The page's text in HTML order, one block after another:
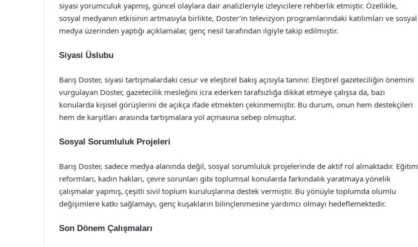
siyasi yorumculuk yapmış, güncel olaylara dair analizleriyle izleyicilere rehberlik etmiştir. Özellikle,
sosyal medyanın etkisinin artmasıyla birlikte, Doster’in televizyon programlarındaki katılımları ve sosyal
medya üzerinden yaptığı açıklamalar, genç nesil tarafından ilgiyle takip edilmiştir.
Siyasi Üslubu
Barış Doster, siyasi tartışmalardaki cesur ve eleştirel bakış açısıyla tanınır. Eleştirel gazeteciliğin önemini
vurgulayan Doster, gazetecilik mesleğini icra ederken tarafsızlığa dikkat etmeye çalışsa da, bazı
konularda kişisel görüşlerini de açıkça ifade etmekten çekinmemiştir. Bu durum, onun hem destekçileri
hem de karşıtları arasında tartışmalara yol açmasına sebep olmuştur.
Sosyal Sorumluluk Projeleri
Barış Doster, sadece medya alanında değil, sosyal sorumluluk projelerinde de aktif rol almaktadır. Eğitim
reformları, kadın hakları, çevre sorunları gibi toplumsal konularda farkındalık yaratmaya yönelik
çalışmalar yapmış, çeşitli sivil toplum kuruluşlarına destek vermiştir. Bu yönüyle toplumda olumlu
değişimlere katkı sağlamayı, genç kuşakların bilinçlenmesine yardımcı olmayı hedeflemektedir.
Son Dönem Çalışmaları